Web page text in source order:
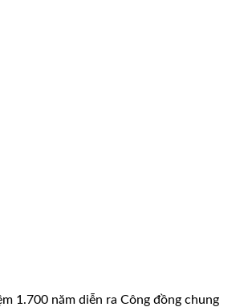
1.700 năm diễn ra Công đồng chung